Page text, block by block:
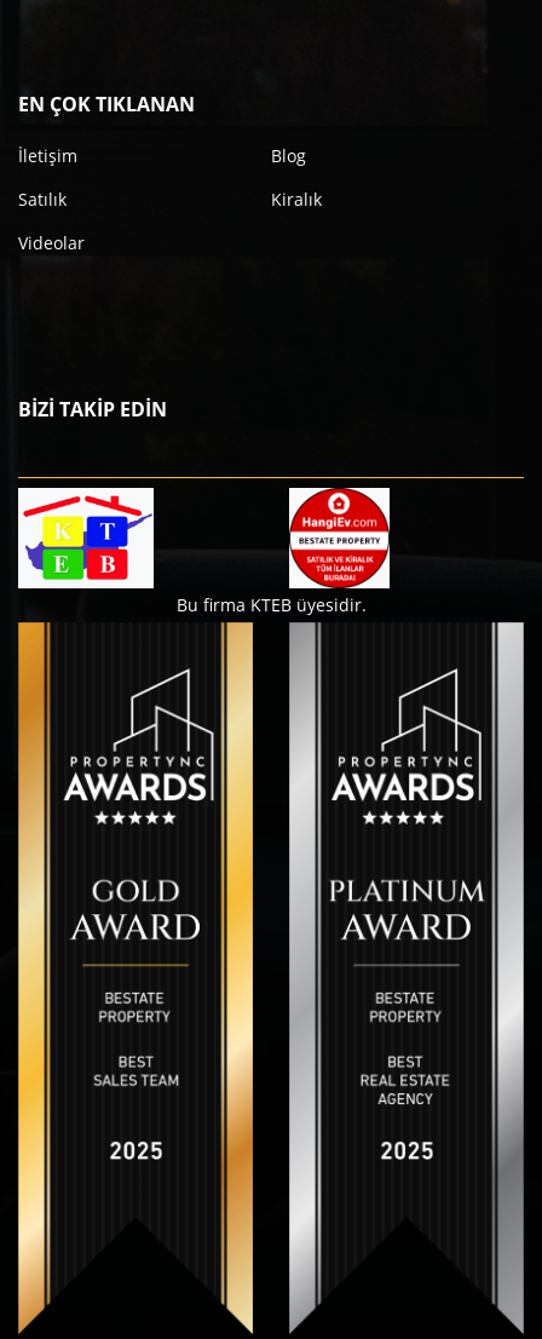
EN ÇOK TIKLANAN
İletişim
Blog
Satılık
Kiralık
Videolar
BİZİ TAKİP EDİN
Bu firma KTEB üyesidir.